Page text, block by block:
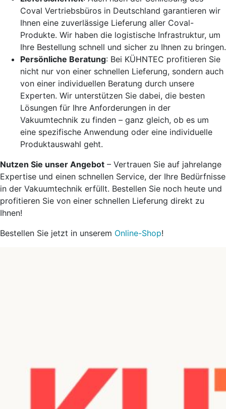
Coval Vertriebsbüros in Deutschland garantieren wir
Ihnen eine zuverlässige Lieferung aller Coval-
Produkte. Wir haben die logistische Infrastruktur, um
Ihre Bestellung schnell und sicher zu Ihnen zu bringen.
Persönliche Beratung: Bei KÜHNTEC profitieren Sie
nicht nur von einer schnellen Lieferung, sondern auch
von einer individuellen Beratung durch unsere
Experten. Wir unterstützen Sie dabei, die besten
Lösungen für Ihre Anforderungen in der
Vakuumtechnik zu finden – ganz gleich, ob es um
eine spezifische Anwendung oder eine individuelle
Produktauswahl geht.
Nutzen Sie unser Angebot – Vertrauen Sie auf jahrelange
Expertise und einen schnellen Service, der Ihre Bedürfnisse
in der Vakuumtechnik erfüllt. Bestellen Sie noch heute und
profitieren Sie von einer schnellen Lieferung direkt zu
Ihnen!
Bestellen Sie jetzt in unserem Online-Shop!